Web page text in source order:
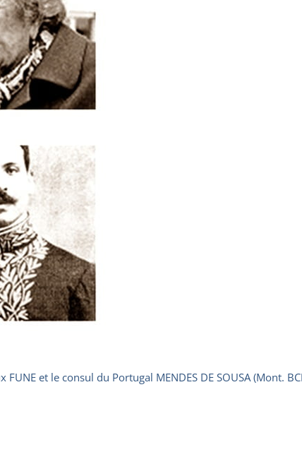
et le consul du Portugal MENDES DE SOUSA (Mont.